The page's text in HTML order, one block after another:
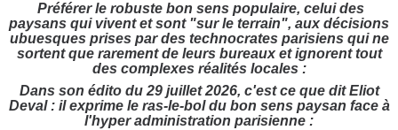
Préférer le robuste bon sens populaire, celui des
paysans qui vivent et sont "sur le terrain", aux décisions
ubuesques prises par des technocrates parisiens qui ne
sortent que rarement de leurs bureaux et ignorent tout
des complexes réalités locales :
Dans son édito du 29 juillet 2026, c'est ce que dit Eliot
Deval : il exprime le ras-le-bol du bon sens paysan face à
l'hyper administration parisienne :